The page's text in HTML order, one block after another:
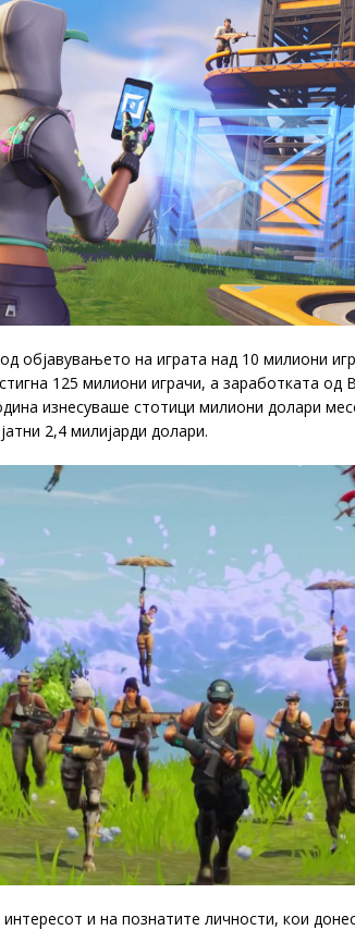
објавувањето на играта над 10 милиони
125 милиони играчи, а заработката од
изнесуваше стотици милиони долари
2,4 милијарди долари.
и на познатите личности, кои